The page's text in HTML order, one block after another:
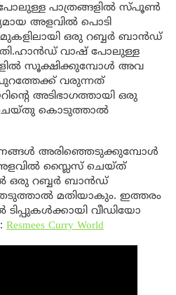
പോലുള്ള പാത്രങ്ങളിൽ സ്പൂൺ
അളവിൽ പൊടി
മുകളിലായി ഒരു റബ്ബർ ബാൻഡ്
വാഷ് പോലുള്ള
സൂക്ഷിക്കുമ്പോൾ അവ
വരുന്നത്
അടിഭാഗത്തായി ഒരു
കൊടുത്താൽ
അരിഞ്ഞെടുക്കുമ്പോൾ
സ്ലൈസ് ചെയ്ത്
ഒരു റബ്ബർ ബാൻഡ്
മതിയാകും. ഇത്തരം
വീഡിയോ
Resmees Curry World